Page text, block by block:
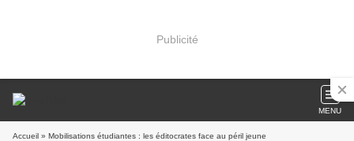
Publicité
MENU
Accueil » Mobilisations étudiantes : les éditocrates face au péril jeune